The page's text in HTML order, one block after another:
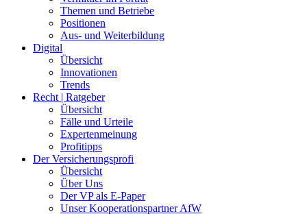
Themen und Betriebe
Positionen
Aus- und Weiterbildung
Digital
Übersicht
Innovationen
Trends
Recht | Ratgeber
Übersicht
Fälle und Urteile
Expertenmeinung
Profitipps
Der Versicherungsprofi
Übersicht
Über Uns
Der VP als E-Paper
Unser Kooperationspartner AfW